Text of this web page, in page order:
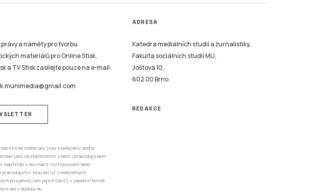
a náměty pro tvorbu
materiálů pro Online Stisk,
a TV Stisk zasílejte pouze na e-mail:
materiály jsou zveřejněny podle
jako na kterémkoliv jiném zpravodajském
například v novinách, rozhlasovém nebo
Mazání už zveřejněných
příspěvků (ani jejich částí) v jakékoli formě
ani v budoucnu.
ADRESA
Katedra mediálních studií a žurnalistiky,
Fakulta sociálních studií MU,
Joštova 10,
602 00 Brno
REDAKCE